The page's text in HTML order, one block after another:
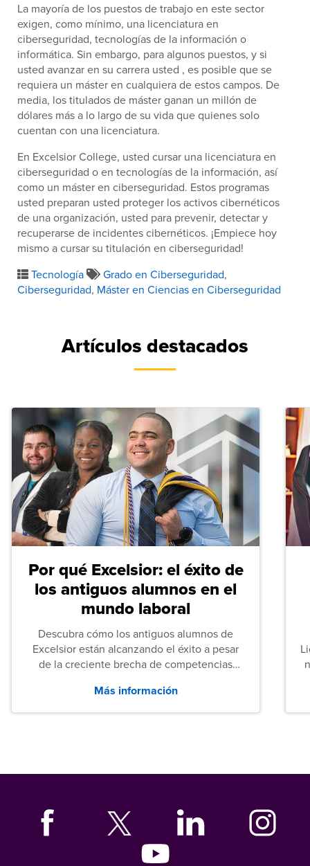
La mayoría de los puestos de trabajo en este sector
exigen, como mínimo, una licenciatura en
ciberseguridad, tecnologías de la información o
informática. Sin embargo, para algunos puestos, y si
usted avanzar en su carrera usted , es posible que se
requiera un máster en cualquiera de estos campos. De
media, los titulados de máster ganan un millón de
dólares más a lo largo de su vida que quienes solo
cuentan con una licenciatura.
En Excelsior College, usted cursar una licenciatura en
ciberseguridad o en tecnologías de la información, así
como un máster en ciberseguridad. Estos programas
usted preparan usted proteger los activos cibernéticos
de una organización, usted para prevenir, detectar y
recuperarse de incidentes cibernéticos. ¡Empiece hoy
mismo a cursar su titulación en ciberseguridad!
Tecnología
Grado en Ciberseguridad,
Ciberseguridad, Máster en Ciencias en Ciberseguridad
Artículos destacados
Por qué Excelsior: el éxito de
los antiguos alumnos en el
mundo laboral
Descubra cómo los antiguos alumnos de
Excelsior están alcanzando el éxito a pesar
de la creciente brecha de competencias
tanto las empresas como los recién
graduados en todo Estados Unidos.
Más información